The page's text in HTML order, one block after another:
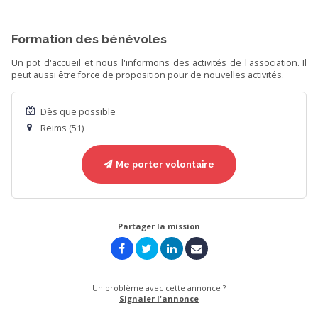
Formation des bénévoles
Un pot d'accueil et nous l'informons des activités de l'association. Il
peut aussi être force de proposition pour de nouvelles activités.
Dès que possible
Reims (51)
Me porter volontaire
Partager la mission
Un problème avec cette annonce ?
Signaler l'annonce